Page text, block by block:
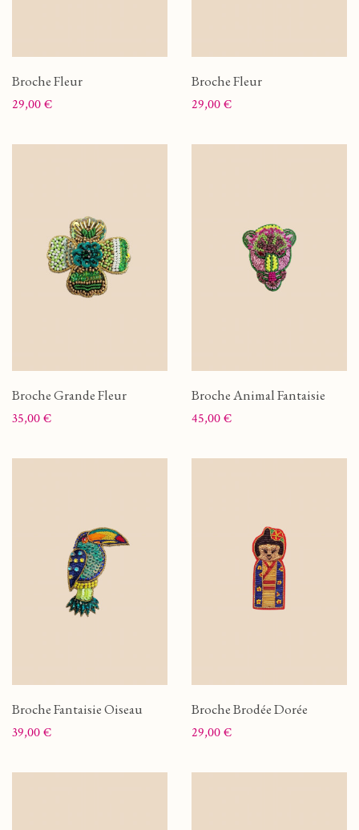
Broche Fleur
Prix
29,00 €
Broche Fleur
Prix
29,00 €
Broche Grande Fleur
Prix
35,00 €
Broche Animal Fantaisie
Prix
45,00 €
Broche Fantaisie Oiseau
Prix
39,00 €
Broche Brodée Dorée
Prix
29,00 €